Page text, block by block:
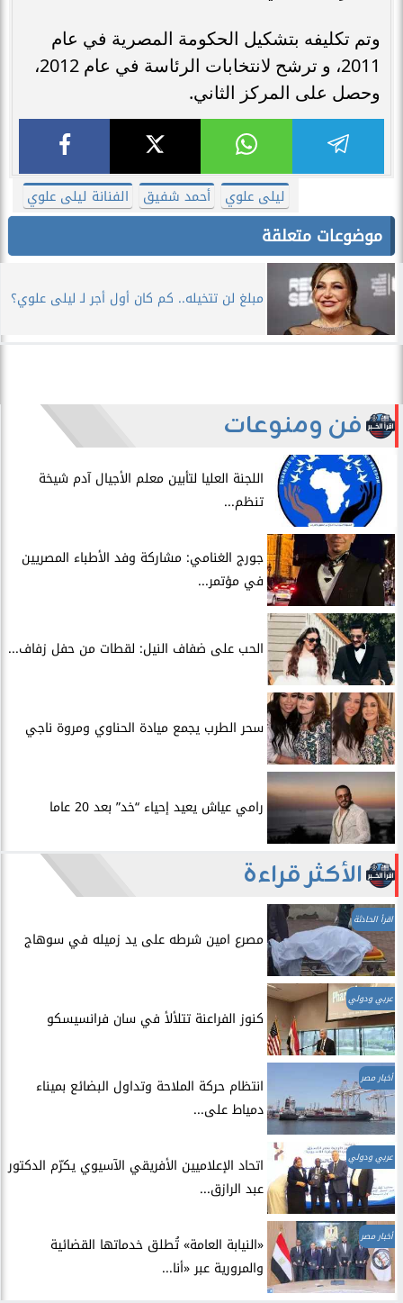
وتم تكليفه بتشكيل الحكومة المصرية في عام
2011، و ترشح لانتخابات الرئاسة في عام 2012،
وحصل على المركز الثاني.
ليلى علوي أحمد شفيق الفنانة ليلى علوي
موضوعات متعلقة
مبلغ لن تتخيله.. كم كان أول أجر لـ ليلى علوي؟
فن ومنوعات
اللجنة العليا لتأبين معلم الأجيال آدم شيخة
تنظم...
جورج الغنامي: مشاركة وفد الأطباء المصريين
في مؤتمر...
الحب على ضفاف النيل: لقطات من حفل زفاف...
سحر الطرب يجمع ميادة الحناوي ومروة ناجي
رامي عياش يعيد إحياء “خد” بعد 20 عاما
الأكثر قراءة
اقرأ الحادثة
مصرع امين شرطه على يد زميله في سوهاج
عربي ودولي
​كنوز الفراعنة تتلألأ في سان فرانسيسكو
أخبار مصر
انتظام حركة الملاحة وتداول البضائع بميناء
دمياط على...
عربي ودولي
اتحاد الإعلاميين الأفريقي الآسيوي يكرّم الدكتور
عبد الرازق...
أخبار مصر
​«النيابة العامة» تُطلق خدماتها القضائية
والمرورية عبر «أنا...